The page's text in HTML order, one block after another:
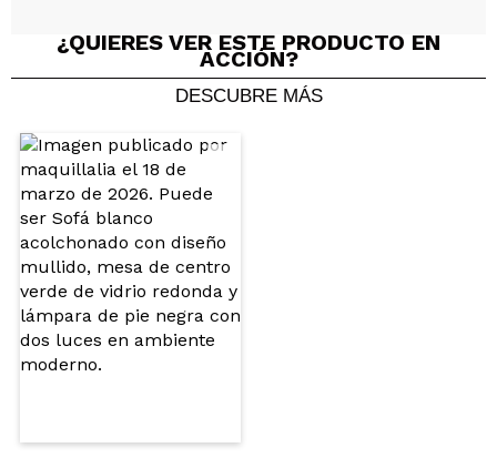
Tu vídeo podría ser el primero. Imagínatelo...
ENVIAR
¿QUIERES VER ESTE PRODUCTO EN
ACCIÓN?
DESCUBRE MÁS